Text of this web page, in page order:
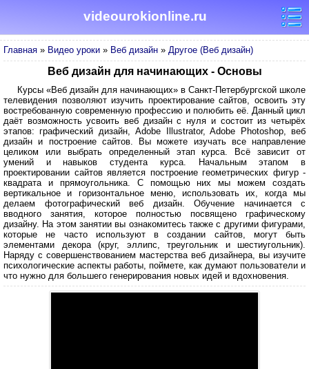
videourokionline.ru
Главная » Видео уроки » Веб дизайн » Другое (Веб дизайн)
Веб дизайн для начинающих - Основы
Курсы «Веб дизайн для начинающих» в Санкт-Петербургской школе
телевидения позволяют изучить проектирование сайтов, освоить эту
востребованную современную профессию и полюбить её. Данный цикл
даёт возможность усвоить веб дизайн с нуля и состоит из четырёх
этапов: графический дизайн, Adobe Illustrator, Adobe Photoshop, веб
дизайн и построение сайтов. Вы можете изучать все направление
целиком или выбрать определенный этап курса. Всё зависит от
умений и навыков студента курса. Начальным этапом в
проектировании сайтов является построение геометрических фигур -
квадрата и прямоугольника. С помощью них мы можем создать
вертикальное и горизонтальное меню, использовать их, когда мы
делаем фотографический веб дизайн. Обучение начинается с
вводного занятия, которое полностью посвящено графическому
дизайну. На этом занятии вы ознакомитесь также с другими фигурами,
которые не часто используют в создании сайтов, могут быть
элементами декора (круг, эллипс, треугольник и шестиугольник).
Наряду с совершенствованием мастерства веб дизайнера, вы изучите
психологические аспекты работы, поймете, как думают пользователи и
что нужно для большего генерирования новых идей и вдохновения.